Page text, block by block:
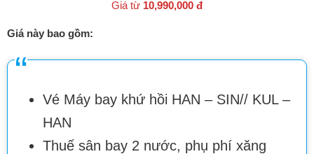
Giá từ 10,990,000 đ
Giá này bao gồm:
Vé Máy bay khứ hồi HAN – SIN// KUL –
HAN
Thuế sân bay 2 nước, phụ phí xăng